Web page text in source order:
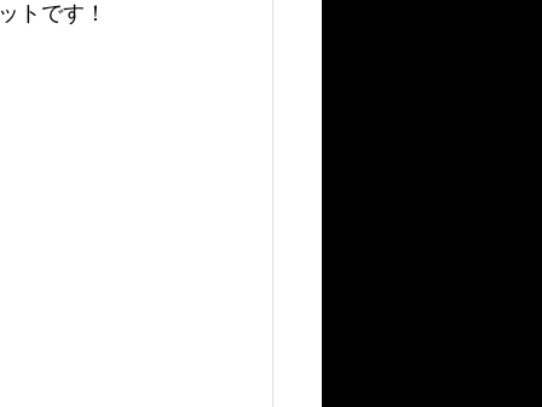
トです！